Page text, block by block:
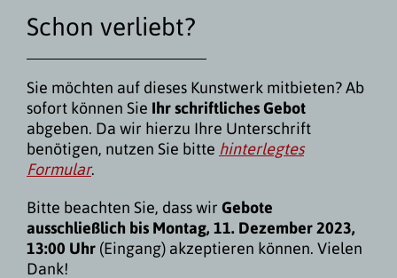
Schon verliebt?
Sie möchten auf dieses Kunstwerk mitbieten? Ab
sofort können Sie Ihr schriftliches Gebot
abgeben. Da wir hierzu Ihre Unterschrift
benötigen, nutzen Sie bitte hinterlegtes
Formular.
Bitte beachten Sie, dass wir Gebote
ausschließlich bis Montag, 11. Dezember 2023,
13:00 Uhr (Eingang) akzeptieren können. Vielen
Dank!